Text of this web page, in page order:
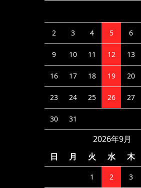
2 3 4 5 6
9 10 11 12 13
16 17 18 19 20
23 24 25 26 27
30 31
2026年9月
日
月 火 水 木
1 2 3